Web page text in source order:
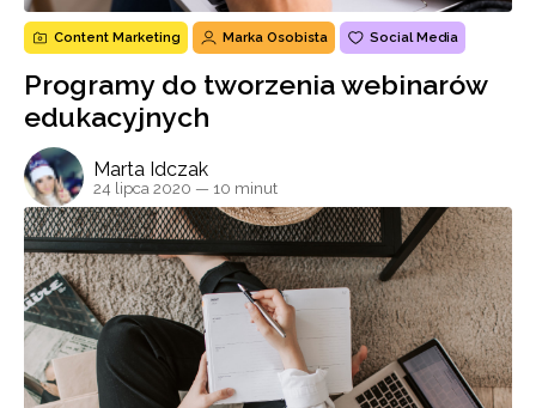
Content Marketing Marka Osobista Social Media
Programy do tworzenia webinarów
edukacyjnych
Marta Idczak
24 lipca 2020 — 10 minut